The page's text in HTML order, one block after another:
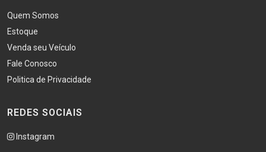
Quem Somos
Estoque
Venda seu Veículo
Fale Conosco
Politica de Privacidade
REDES SOCIAIS
Instagram